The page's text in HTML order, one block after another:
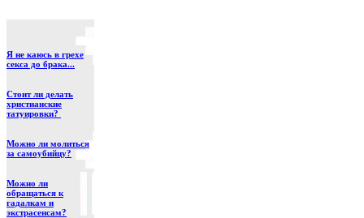
Я не каюсь в грехе
секса до брака...
Стоит ли делать
христианские
татуировки?
Можно ли молиться
за самоубийцу?
Можно ли
обращаться к
гадалкам и
экстрасенсам?